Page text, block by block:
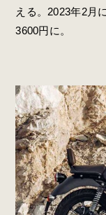
える。2023年2月
3600円に。